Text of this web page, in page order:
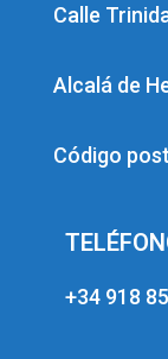
Calle
Alcalá de
Código
+34 918